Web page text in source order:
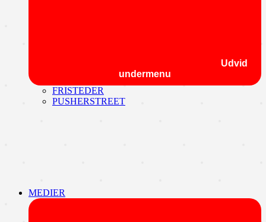
Udvid
undermenu
FRISTEDER
PUSHERSTREET
MEDIER